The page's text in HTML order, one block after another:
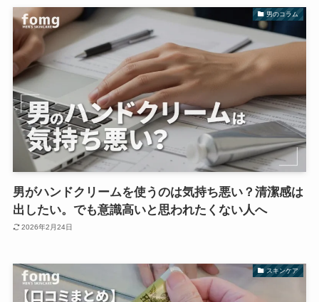
男のコラム
男がハンドクリームを使うのは気持ち悪い？清潔感は
出したい。でも意識高いと思われたくない人へ
2026年2月24日
スキンケア